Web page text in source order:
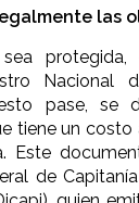
las
protegida,
Nacional
pase, se
tiene un costo
Este
de